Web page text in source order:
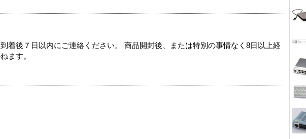
着後７日以内にご連絡ください。 商品開封後、または特別の事情なく8日以上経
ます。